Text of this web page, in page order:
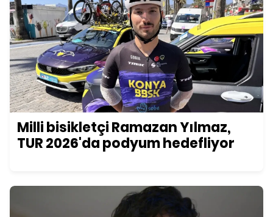
Milli bisikletçi Ramazan Yılmaz,
TUR 2026'da podyum hedefliyor